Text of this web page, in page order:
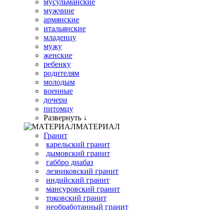
мусульманские
мужчине
армянские
итальянские
младенцу
мужу
женские
ребенку
родителям
молодым
военные
дочери
питомцу
Развернуть ↓
МАТЕРИАЛ
Гранит
карельский гранит
дымовский гранит
габбро диабаз
лезниковский гранит
индийский гранит
мансуровский гранит
токовский гранит
необработанный гранит